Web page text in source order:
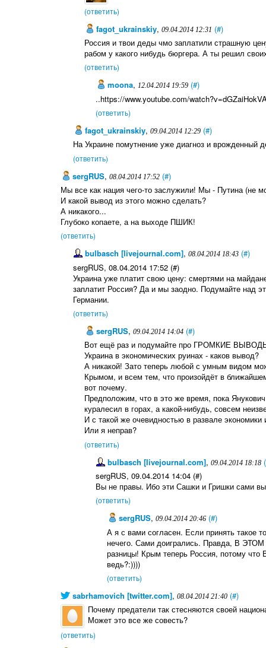
(ответить)
fagot_ukrainskiy,09.04.2014 12:31 (#)
Россия и твои деды чмо заплатили страшную
рабом у какого нибудь бюргера. А ты решил
(ответить)
moona,12.04.2014 19:59 (#)
..https://www.youtube.com/
(ответить)
fagot_ukrainskiy, 09.04.2014 12:29 (#)
На Украине помутнение уже диагноз и врожденный
(ответить)
sergRUS,08.04.2014 17:52 (#)
Мы все как нация чего-то заслужили! Мы - Путина (не
И какой вывод из этого можно сделать?
А никакого...
Глубоко копаете, а на выходе ПШИК!
(ответить)
bulbasch [livejournal.com], 08.04.2014 18:43 (#)
sergRUS, 08.04.2014 17:52 (#)
Украина уже платит свою цену: смертями на
заплатит Россия? Да и мы заодно. Подумайте над
Германии.
(ответить)
sergRUS,09.04.2014 14:04 (#)
Вот ещё раз и подумайте про ГРОМКИЕ
Украина в экономических руинах - каков вывод?
А никакой! Зато теперь любой с умным видом
Крымом, и всем тем, что произойдёт в
вот почему.
Предположим, что в это же время, пока
куралесил в горах, а какой-нибудь, совсем
И с такой же очевидностью в развале
Или я неправ?
(ответить)
bulbasch [livejournal.com],09.04.2014 18:18
sergRUS, 09.04.2014 14:04 (#)
Вы не правы. Ибо эти Сашки и Гришки сами
(ответить)
sergRUS, 09.04.2014 20:46 (#)
А я с вами согласен. Если принять такое
нечего. Сами доигрались. Правда, В
разницы! Крым теперь Россия, потому
ведь?:))))
(ответить)
sabrhamovich [twitter.com],08.04.2014 21:40 (#)
Почему предатели так стесняются своей
Может это все же совесть?
(ответить)